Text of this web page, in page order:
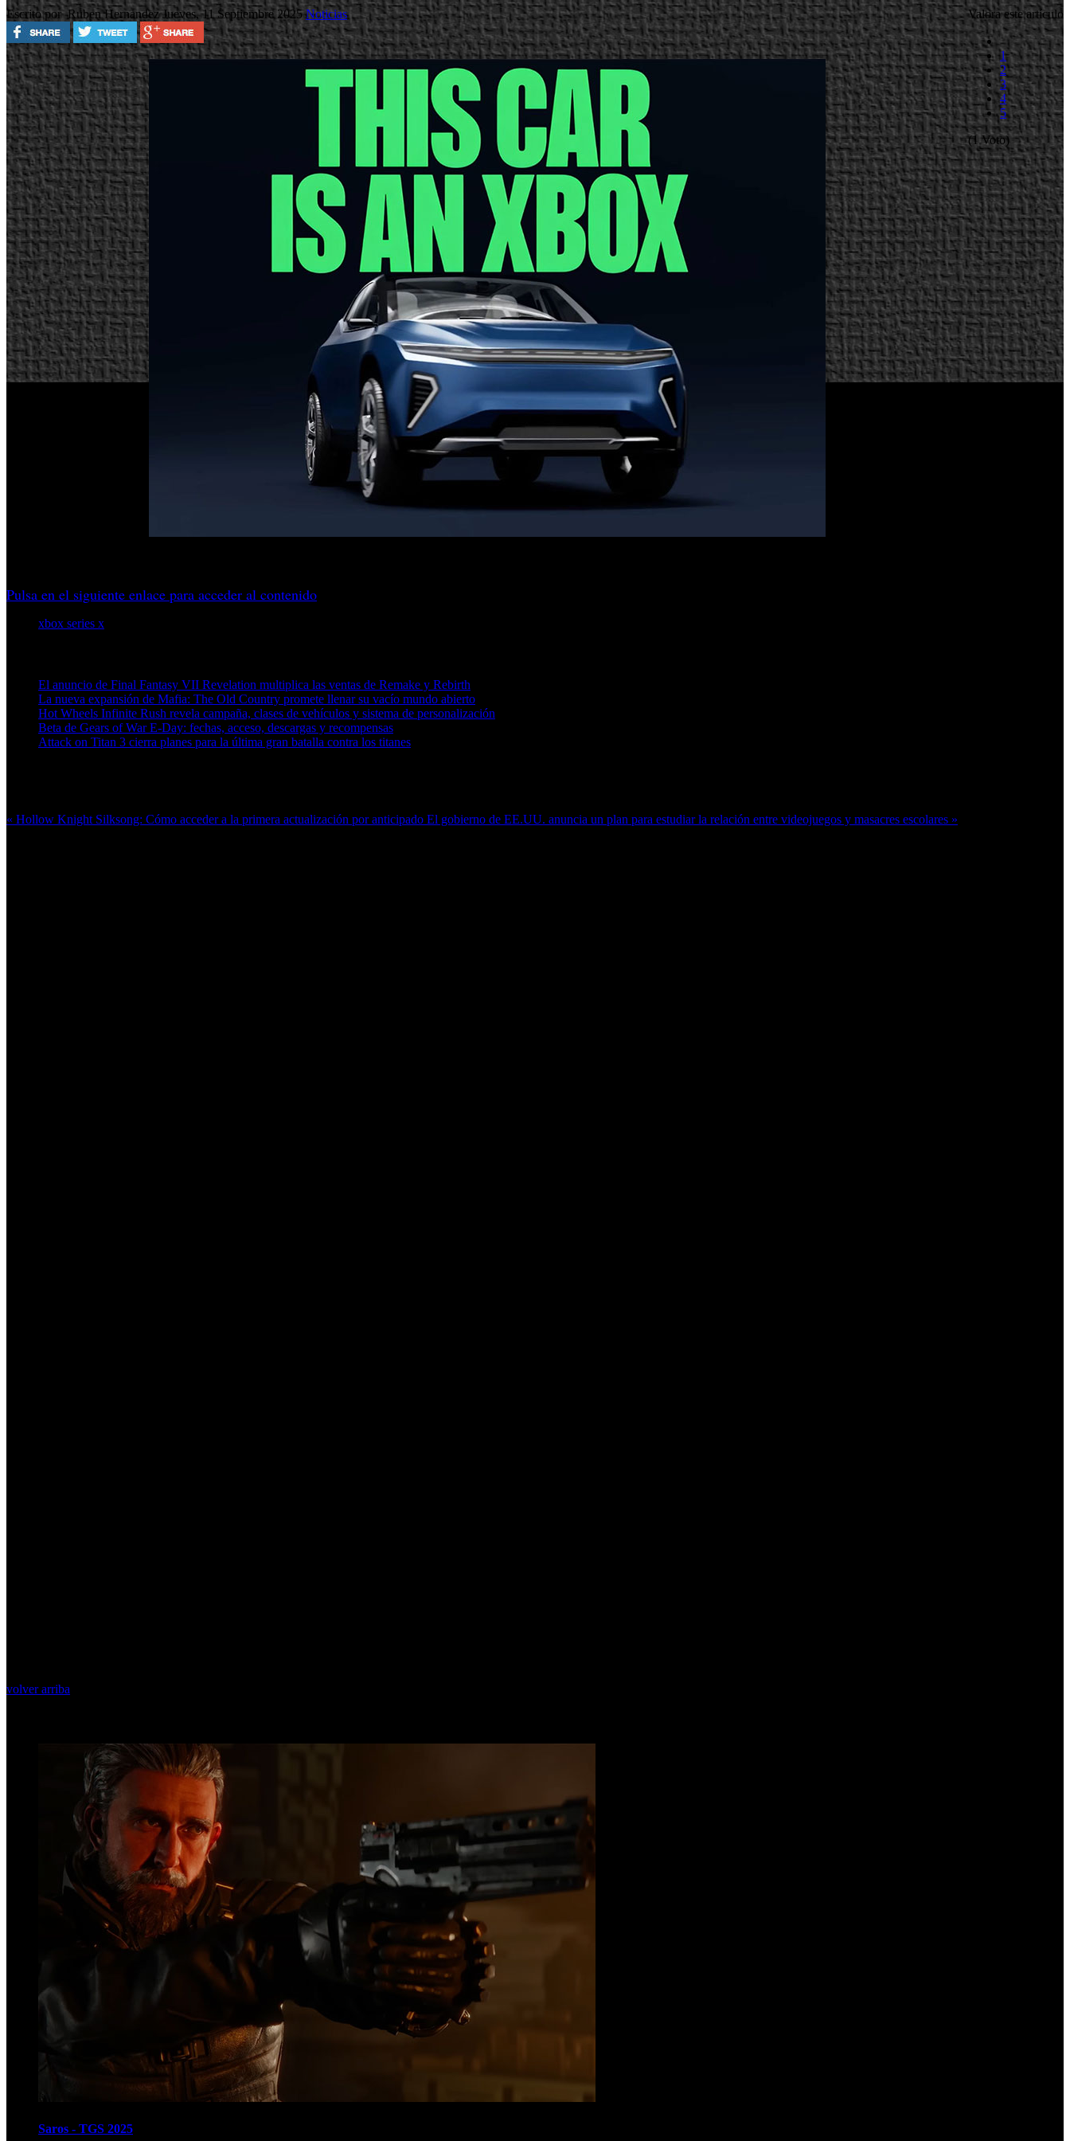
Escrito por Ruben HernandezJueves, 11 Septiembre 2025Noticias Valora este artículo
1
2
3
4
5
(1 Voto)
Pulsa en el siguiente enlace para acceder al contenido
xbox series x
El anuncio de Final Fantasy VII Revelation multiplica las ventas de Remake y Rebirth
La nueva expansión de Mafia: The Old Country promete llenar su vacío mundo abierto
Hot Wheels Infinite Rush revela campaña, clases de vehículos y sistema de personalización
Beta de Gears of War E-Day: fechas, acceso, descargas y recompensas
Attack on Titan 3 cierra planes para la última gran batalla contra los titanes
« Hollow Knight Silksong: Cómo acceder a la primera actualización por anticipado El gobierno de EE.UU. anuncia un plan para estudiar la relación entre videojuegos y masacres escolares »
volver arriba
Saros - TGS 2025